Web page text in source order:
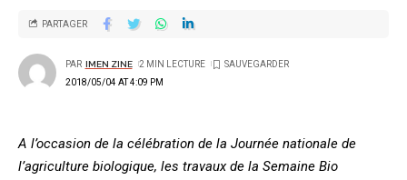
2018/05/04 AT 4:09 PM
PAR IMEN ZINE 2 MIN LECTURE
PARTAGER
A l’occasion de la célébration de la Journée nationale de
l’agriculture biologique, les travaux de la Semaine Bio